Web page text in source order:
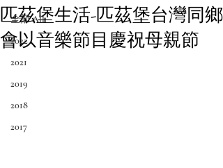
全部 All
2022
2021
2019
2018
2017
匹茲堡生活-匹茲堡台灣同鄉
會以音樂節目慶祝母親節